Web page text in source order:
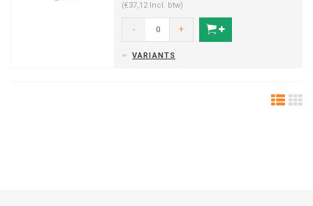
(€37,12 Incl. btw)
- +
VARIANTS